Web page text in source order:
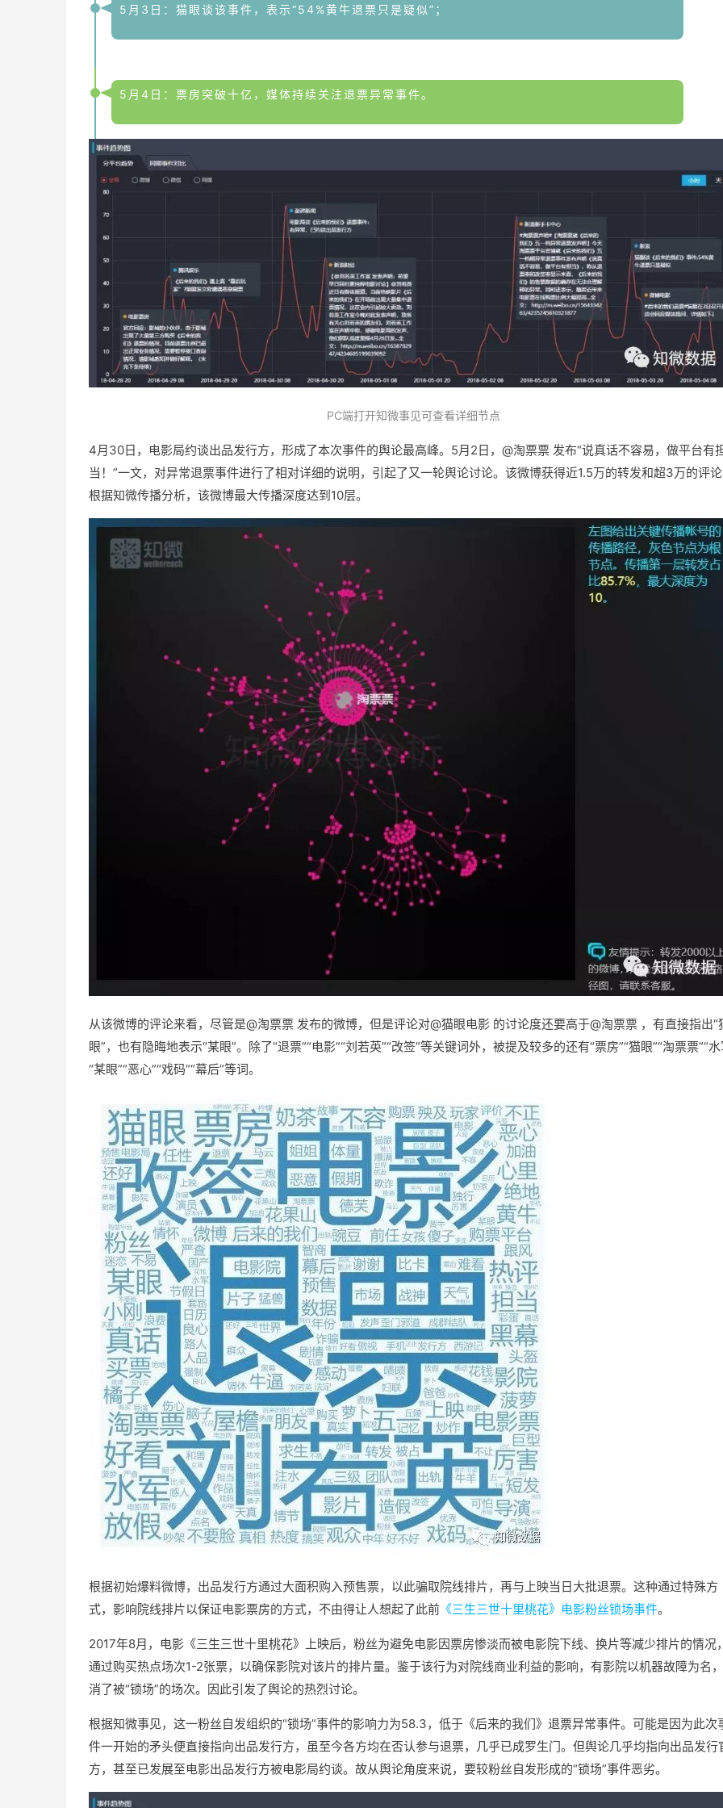
5月3日：猫眼谈该事件，表示“54%黄牛退票只是疑似”；
5月4日：票房突破十亿，媒体持续关注退票异常事件。
PC端打开知微事见可查看详细节点
4月30日，电影局约谈出品发行方，形成了本次事件的舆论最高峰。5月2日，@淘票票 发布“说真话不容易，做平台有
当！”一文，对异常退票事件进行了相对详细的说明，引起了又一轮舆论讨论。该微博获得近1.5万的转发和超3万的评
根据知微传播分析，该微博最大传播深度达到10层。
从该微博的评论来看，尽管是@淘票票 发布的微博，但是评论对@猫眼电影 的讨论度还要高于@淘票票 ，有直接指出“
眼”，也有隐晦地表示“某眼”。除了“退票”“电影”“刘若英”“改签”等关键词外，被提及较多的还有“票房”“猫眼”“淘票票”“水
“某眼”“恶心”“戏码”“幕后”等词。
根据初始爆料微博，出品发行方通过大面积购入预售票，以此骗取院线排片，再与上映当日大批退票。这种通过特殊方
式，影响院线排片以保证电影票房的方式，不由得让人想起了此前 《三生三世十里桃花》电影粉丝锁场事件。
2017年8月，电影《三生三世十里桃花》上映后，粉丝为避免电影因票房惨淡而被电影院下线、换片等减少排片的情况
通过购买热点场次1-2张票，以确保影院对该片的排片量。鉴于该行为对院线商业利益的影响，有影院以机器故障为名
消了被“锁场”的场次。因此引发了舆论的热烈讨论。
根据知微事见，这一粉丝自发组织的“锁场”事件的影响力为58.3，低于《后来的我们》退票异常事件。可能是因为此次
件一开始的矛头便直接指向出品发行方，虽至今各方均在否认参与退票，几乎已成罗生门。但舆论几乎均指向出品发行
方，甚至已发展至电影出品发行方被电影局约谈。故从舆论角度来说，要较粉丝自发形成的“锁场”事件恶劣。